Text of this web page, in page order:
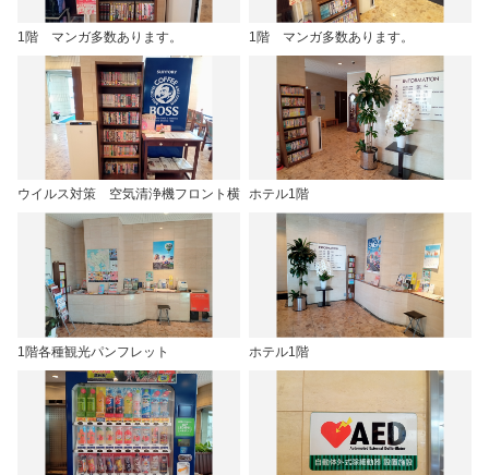
1階 マンガ多数あります。 1階 マンガ多数あります。
ウイルス対策 空気清浄機フロント横 ホテル1階
1階各種観光パンフレット ホテル1階